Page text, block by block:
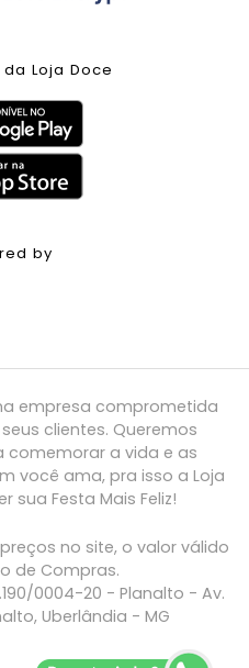
Loja Doce
by
empresa comprometida
clientes. Queremos
comemorar a vida e as
você ama, pra isso a Loja
sua Festa Mais Feliz!
no site, o valor válido
de Compras.
0004-20 - Planalto - Av.
Uberlândia - MG